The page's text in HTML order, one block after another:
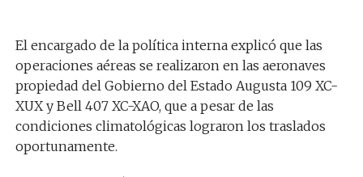
El encargado de la política interna explicó que las
operaciones aéreas se realizaron en las aeronaves
propiedad del Gobierno del Estado Augusta 109 XC-
XUX y Bell 407 XC-XAO, que a pesar de las
condiciones climatológicas lograron los traslados
oportunamente.